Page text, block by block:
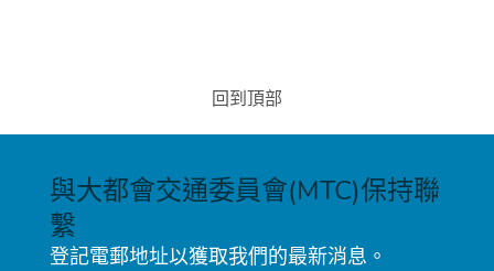
回到頂部
與大都會交通委員會(MTC)保持聯
繫
登記電郵地址以獲取我們的最新消息。